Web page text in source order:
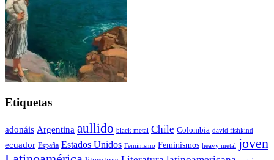
Etiquetas
adonáis Argentina aullido black metal Chile Colombia david fishkind
ecuador España Estados Unidos Feminismo Feminismos heavy metal joven